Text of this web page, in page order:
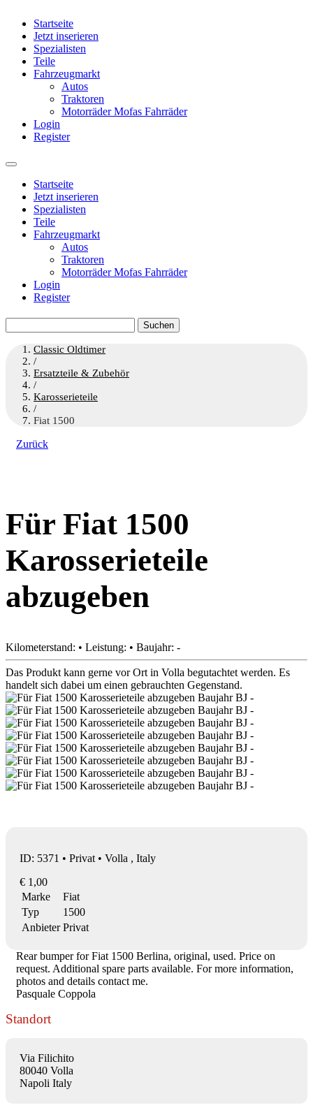
Startseite
Jetzt inserieren
Spezialisten
Teile
Fahrzeugmarkt
Autos
Traktoren
Motorräder Mofas Fahrräder
Login
Register
Startseite
Jetzt inserieren
Spezialisten
Teile
Fahrzeugmarkt
Autos
Traktoren
Motorräder Mofas Fahrräder
Login
Register
nach:
Classic Oldtimer
/
Ersatzteile & Zubehör
/
Karosserieteile
/
Fiat 1500
Zurück
Für Fiat 1500
Karosserieteile
abzugeben
Kilometerstand: • Leistung: • Baujahr: -
Das Produkt kann gerne vor Ort in Volla begutachtet werden. Es
handelt sich dabei um einen gebrauchten Gegenstand.
ID: 5371 • Privat • Volla , Italy
€ 1,00
Marke
Fiat
Typ
1500
Anbieter Privat
Rear bumper for Fiat 1500 Berlina, original, used. Price on
request. Additional spare parts available. For more information,
photos and details contact me.
Pasquale Coppola
Standort
Via Filichito
80040 Volla
Napoli Italy